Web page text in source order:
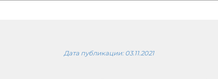
Дата публикации:03.11.2021